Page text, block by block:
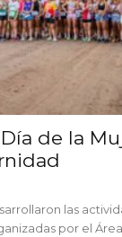
de la
las
por el